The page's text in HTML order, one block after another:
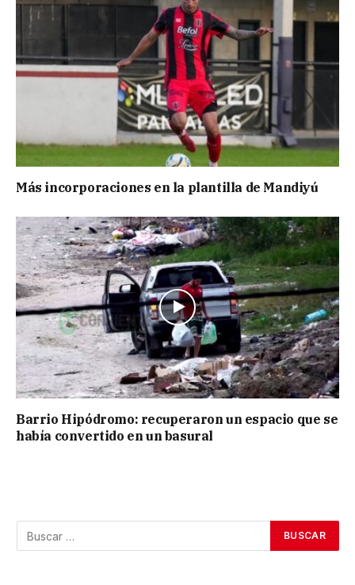
Más incorporaciones en la plantilla de Mandiyú
Barrio Hipódromo: recuperaron un espacio que se
había convertido en un basural